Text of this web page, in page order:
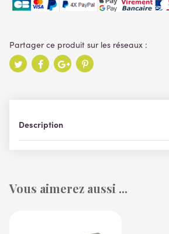
Description
Vous aimerez aussi ...